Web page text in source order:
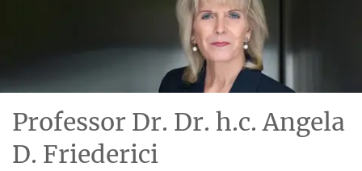
Professor Dr. Dr. h.c. Angela
D. Friederici